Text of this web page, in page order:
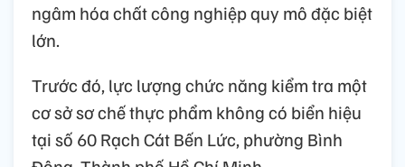
ngâm hóa chất công nghiệp quy mô đặc biệt
lớn.
Trước đó, lực lượng chức năng kiểm tra một
cơ sở sơ chế thực phẩm không có biển hiệu
tại số 60 Rạch Cát Bến Lức, phường Bình